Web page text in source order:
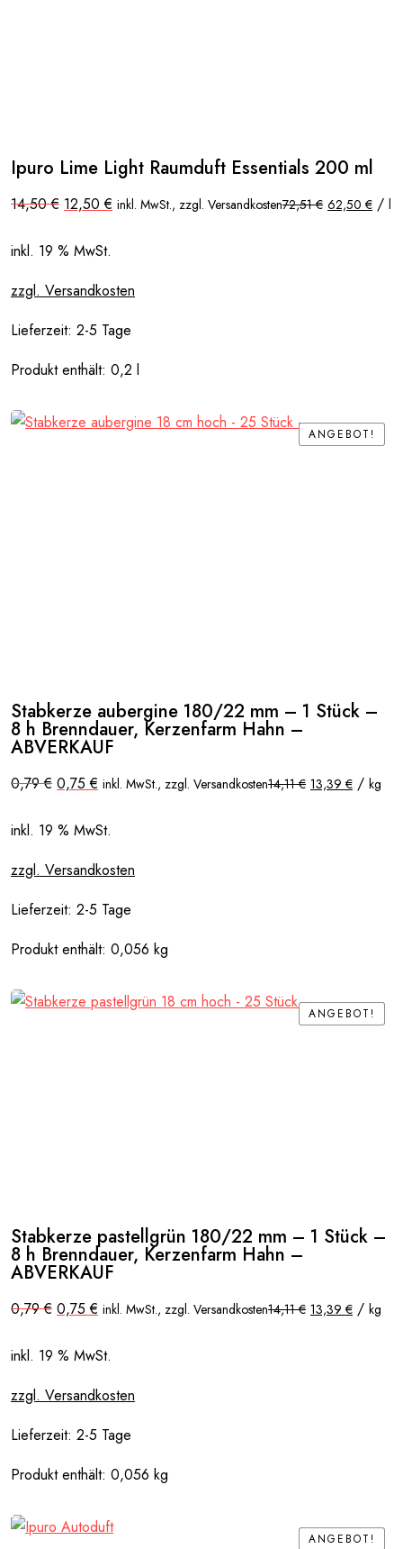
Ipuro Lime Light Raumduft Essentials 200 ml
14,50€ Ursprünglicher
Preis
14,50 €
12,50€ Aktueller
Preis
inkl. MwSt., zzgl. Versandkosten72,51€ 62,50 € / l
inkl. 19 % MwSt.
zzgl. Versandkosten
Lieferzeit: 2-5 Tage
Produkt enthält: 0,2 l
ANGEBOT!
ANGEBOT!
Stabkerze aubergine 180/22 mm – 1 Stück –
8 h Brenndauer, Kerzenfarm Hahn –
ABVERKAUF
0,79€ Ursprünglicher
Preis
0,79 €
0,75€ Aktueller
Preis
0,75 €.
inkl. MwSt., zzgl. Versandkosten14,11€ 13,39 € / kg
inkl. 19 % MwSt.
zzgl. Versandkosten
Lieferzeit: 2-5 Tage
Produkt enthält: 0,056 kg
ANGEBOT!
ANGEBOT!
Stabkerze pastellgrün 180/22 mm – 1 Stück –
8 h Brenndauer, Kerzenfarm Hahn –
ABVERKAUF
0,79€ Ursprünglicher
Preis
0,79 €
0,75€ Aktueller
Preis
0,75 €.
inkl. MwSt., zzgl. Versandkosten14,11€ 13,39 € / kg
inkl. 19 % MwSt.
zzgl. Versandkosten
Lieferzeit: 2-5 Tage
Produkt enthält: 0,056 kg
ANGEBOT!
ANGEBOT!